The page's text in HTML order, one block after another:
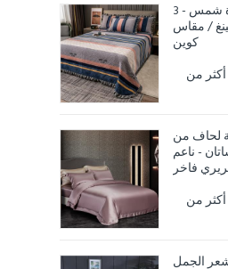
غطاء مع وسادة شمس - 3
/ مقاس
كوين
أكثر من
لحاف من
- ناعم
فاخر
أكثر من
الجمل